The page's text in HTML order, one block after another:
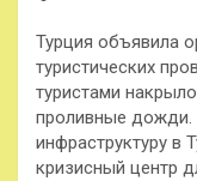
Турция объявила
туристических
туристами
проливные дожди.
инфраструктуру в
кризисный центр